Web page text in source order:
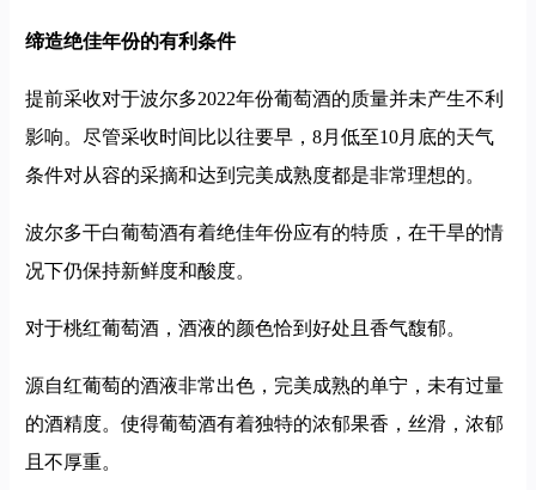
缔造绝佳年份的有利条件
提前采收对于波尔多2022年份葡萄酒的质量并未产生不利
影响。尽管采收时间比以往要早，8月低至10月底的天气
条件对从容的采摘和达到完美成熟度都是非常理想的。
波尔多干白葡萄酒有着绝佳年份应有的特质，在干旱的情
况下仍保持新鲜度和酸度。
对于桃红葡萄酒，酒液的颜色恰到好处且香气馥郁。
源自红葡萄的酒液非常出色，完美成熟的单宁，未有过量
的酒精度。使得葡萄酒有着独特的浓郁果香，丝滑，浓郁
且不厚重。